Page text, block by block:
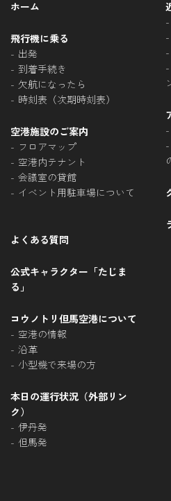
ホーム
飛行機に乗る
出発
到着手続き
欠航になったら
時刻表（次期時刻表）
空港施設のご案内
フロアマップ
空港内テナント
会議室の貸館
イベント用駐車場について
よくある質問
公式キャラクター「たじま
る」
コウノトリ但馬空港について
空港の情報
沿革
小型機で来場の方
本日の運行状況（外部リン
ク）
伊丹発
但馬発